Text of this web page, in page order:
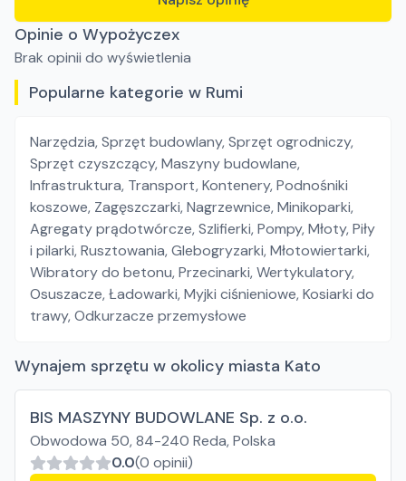
Opinie o Wypożyczex
Brak opinii do wyświetlenia
Popularne kategorie w Rumi
Narzędzia,Sprzęt budowlany,Sprzęt ogrodniczy,
Sprzęt czyszczący,Maszyny budowlane,
Infrastruktura, Transport,Kontenery,Podnośniki
koszowe, Zagęszczarki,Nagrzewnice,Minikoparki,
Agregaty prądotwórcze,Szlifierki,Pompy,Młoty,Piły
i pilarki,Rusztowania,Glebogryzarki,Młotowiertarki,
Wibratory do betonu,Przecinarki,Wertykulatory,
Osuszacze,Ładowarki,Myjki ciśnieniowe,Kosiarki do
trawy,Odkurzacze przemysłowe
Wynajem sprzętu w okolicy miasta Kato
BIS MASZYNY BUDOWLANE Sp. z o.o.
Obwodowa 50, 84-240 Reda, Polska
0.0(0 opinii)